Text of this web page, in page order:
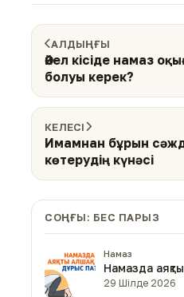
АЛДЫҢҒЫ
Әйел кісіде намаз
болуы керек?
КЕЛЕСІ
Имамнан бұрын
көтерудің күнәсі
СОҢҒЫ: БЕС ПАРЫЗ
Намаз
Намазда
29 Шілде 2026